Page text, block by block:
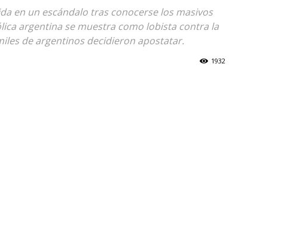
en un escándalo tras conocerse los masivos
argentina se muestra como lobista contra la
de argentinos decidieron apostatar.
1932